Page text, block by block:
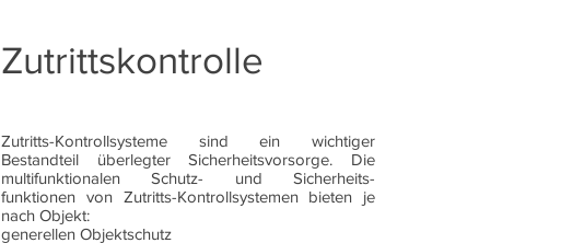
Zutrittskontrolle
Zutritts-Kontrollsysteme sind ein wichtiger
Bestandteil überlegter Sicherheitsvorsorge. Die
multifunktionalen Schutz- und Sicherheits-
funktionen von Zutritts-Kontrollsystemen bieten je
nach Objekt:
generellen Objektschutz